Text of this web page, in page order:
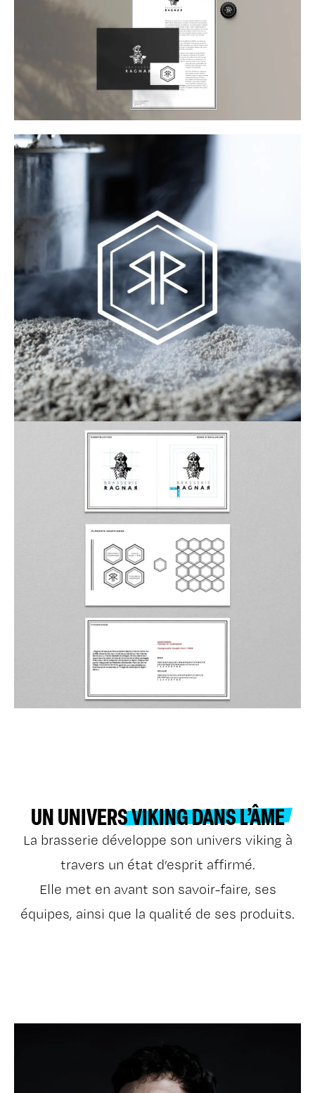
UN UNIVERSVIKING DANS L’ÂME
La brasserie développe son univers viking à
travers un état d’esprit affirmé.
Elle met en avant son savoir-faire, ses
équipes, ainsi que la qualité de ses produits.